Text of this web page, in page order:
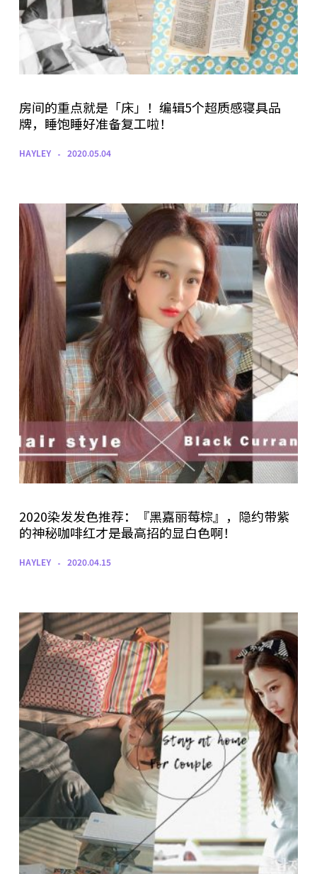
房间的重点就是「床」！编辑5个超质感寝具品
牌，睡饱睡好准备复工啦！
HAYLEY 2020.05.04
2020染发发色推荐：『黑嘉丽莓棕』，隐约带紫
的神秘咖啡红才是最高招的显白色啊！
HAYLEY 2020.04.15